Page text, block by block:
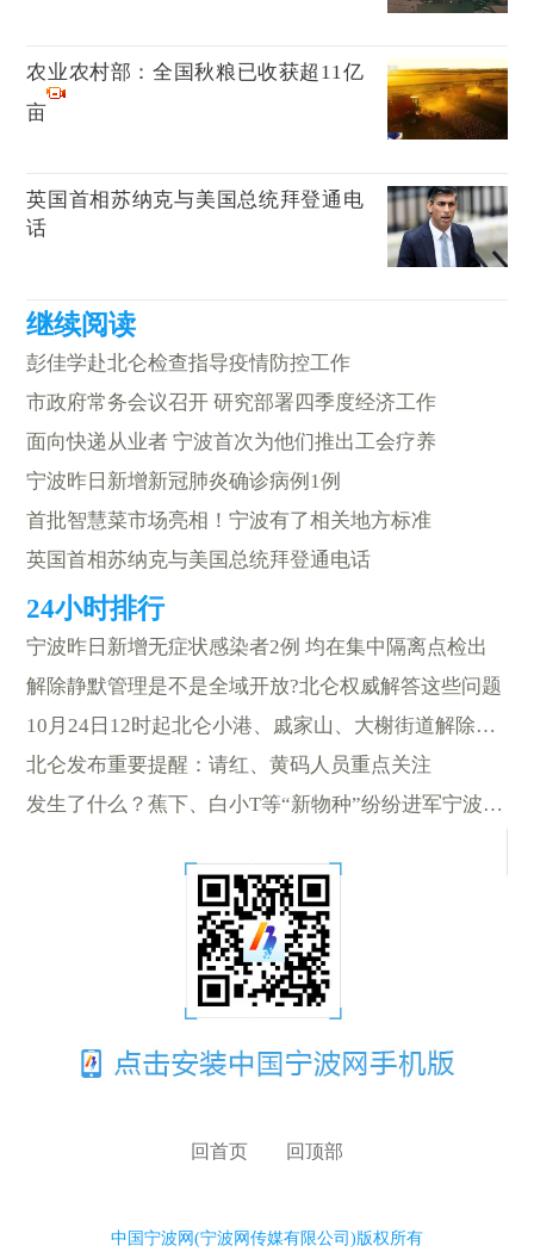
农业农村部：全国秋粮已收获超11亿
亩
英国首相苏纳克与美国总统拜登通电
话
彭佳学赴北仑检查指导疫情防控工作
市政府常务会议召开 研究部署四季度经济工作
面向快递从业者 宁波首次为他们推出工会疗养
宁波昨日新增新冠肺炎确诊病例1例
首批智慧菜市场亮相！宁波有了相关地方标准
英国首相苏纳克与美国总统拜登通电话
宁波昨日新增无症状感染者2例 均在集中隔离点检出
解除静默管理是不是全域开放?北仑权威解答这些问题
10月24日12时起北仑小港、戚家山、大榭街道解除静默管理
北仑发布重要提醒：请红、黄码人员重点关注
发生了什么？蕉下、白小T等“新物种”纷纷进军宁波商业体
回首页 回顶部
中国宁波网(宁波网传媒有限公司)版权所有